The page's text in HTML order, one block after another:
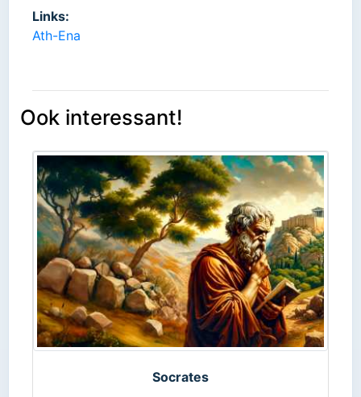
Links:
Ath-Ena
Ook interessant!
Socrates